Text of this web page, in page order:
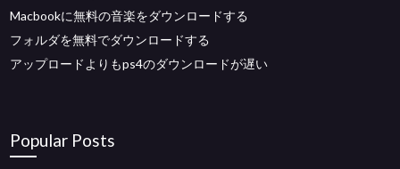
Macbookに無料の音楽をダウンロードする
フォルダを無料でダウンロードする
アップロードよりもps4のダウンロードが遅い
Popular Posts